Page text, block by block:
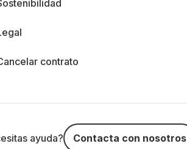
contrato
ayuda? Contacta con nosotros